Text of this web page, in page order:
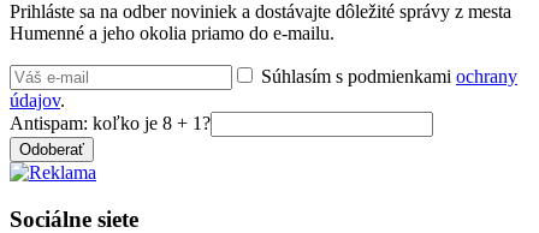
Prihláste sa na odber noviniek a dostávajte dôležité správy z mesta
Humenné a jeho okolia priamo do e-mailu.
Súhlasím s podmienkami ochrany
údajov.
Antispam: koľko je 8 + 1?
Odoberať
Sociálne siete